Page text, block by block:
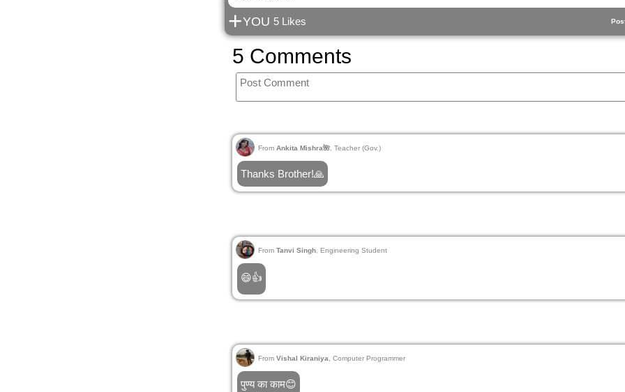
+YOU 5 Likes
5 Comments
From Ankita Mishra🌺 , Teacher (Gov.)
Thanks Brother!🙏
From Tanvi Singh , Engineering Student
😄👍
From Vishal Kiraniya , Computer Programmer
पुण्य का काम😊